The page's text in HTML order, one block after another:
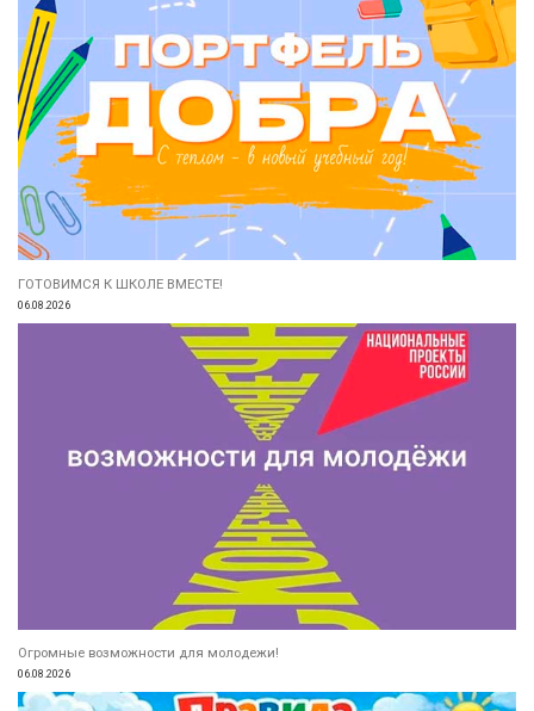
ГОТОВИМСЯ К ШКОЛЕ ВМЕСТЕ!
06.08.2026
Огромные возможности для молодежи!
06.08.2026